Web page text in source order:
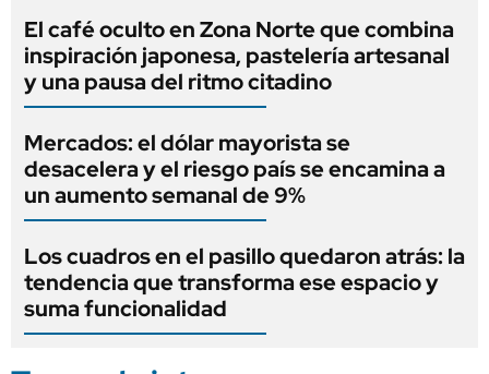
El café oculto en Zona Norte que combina
inspiración japonesa, pastelería artesanal
y una pausa del ritmo citadino
Mercados: el dólar mayorista se
desacelera y el riesgo país se encamina a
un aumento semanal de 9%
Los cuadros en el pasillo quedaron atrás: la
tendencia que transforma ese espacio y
suma funcionalidad